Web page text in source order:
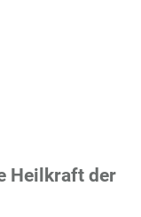
Heilkraft der